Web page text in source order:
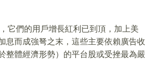
它們的用戶增長紅利已到頂，加上美
息而成強弩之末，這些主要依賴廣告收
整體經濟形勢）的平台股或受挫最為嚴